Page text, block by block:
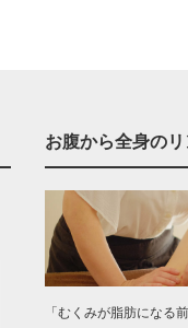
お腹から全身のリ
「むくみが脂肪になる